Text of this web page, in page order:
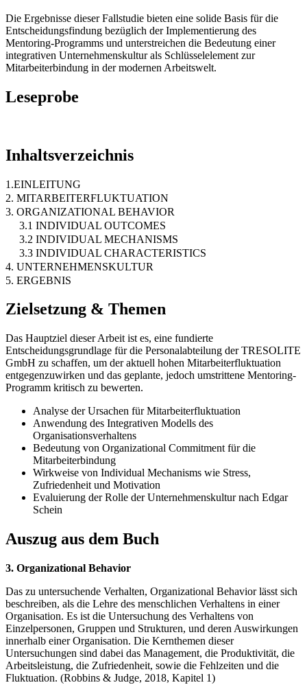
Die Ergebnisse dieser Fallstudie bieten eine solide Basis für die
Entscheidungsfindung bezüglich der Implementierung des
Mentoring-Programms und unterstreichen die Bedeutung einer
integrativen Unternehmenskultur als Schlüsselelement zur
Mitarbeiterbindung in der modernen Arbeitswelt.
Leseprobe
Inhaltsverzeichnis
1.EINLEITUNG
2. MITARBEITERFLUKTUATION
3. ORGANIZATIONAL BEHAVIOR
3.1 INDIVIDUAL OUTCOMES
3.2 INDIVIDUAL MECHANISMS
3.3 INDIVIDUAL CHARACTERISTICS
4. UNTERNEHMENSKULTUR
5. ERGEBNIS
Zielsetzung & Themen
Das Hauptziel dieser Arbeit ist es, eine fundierte
Entscheidungsgrundlage für die Personalabteilung der TRESOLITE
GmbH zu schaffen, um der aktuell hohen Mitarbeiterfluktuation
entgegenzuwirken und das geplante, jedoch umstrittene Mentoring-
Programm kritisch zu bewerten.
Analyse der Ursachen für Mitarbeiterfluktuation
Anwendung des Integrativen Modells des
Organisationsverhaltens
Bedeutung von Organizational Commitment für die
Mitarbeiterbindung
Wirkweise von Individual Mechanisms wie Stress,
Zufriedenheit und Motivation
Evaluierung der Rolle der Unternehmenskultur nach Edgar
Schein
Auszug aus dem Buch
3. Organizational Behavior
Das zu untersuchende Verhalten, Organizational Behavior lässt sich
beschreiben, als die Lehre des menschlichen Verhaltens in einer
Organisation. Es ist die Untersuchung des Verhaltens von
Einzelpersonen, Gruppen und Strukturen, und deren Auswirkungen
innerhalb einer Organisation. Die Kernthemen dieser
Untersuchungen sind dabei das Management, die Produktivität, die
Arbeitsleistung, die Zufriedenheit, sowie die Fehlzeiten und die
Fluktuation. (Robbins & Judge, 2018, Kapitel 1)